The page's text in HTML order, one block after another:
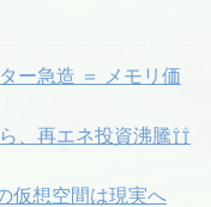
ー急造 ＝ メモリ価
、再エネ投資沸騰⇧⇧
仮想空間は現実へ